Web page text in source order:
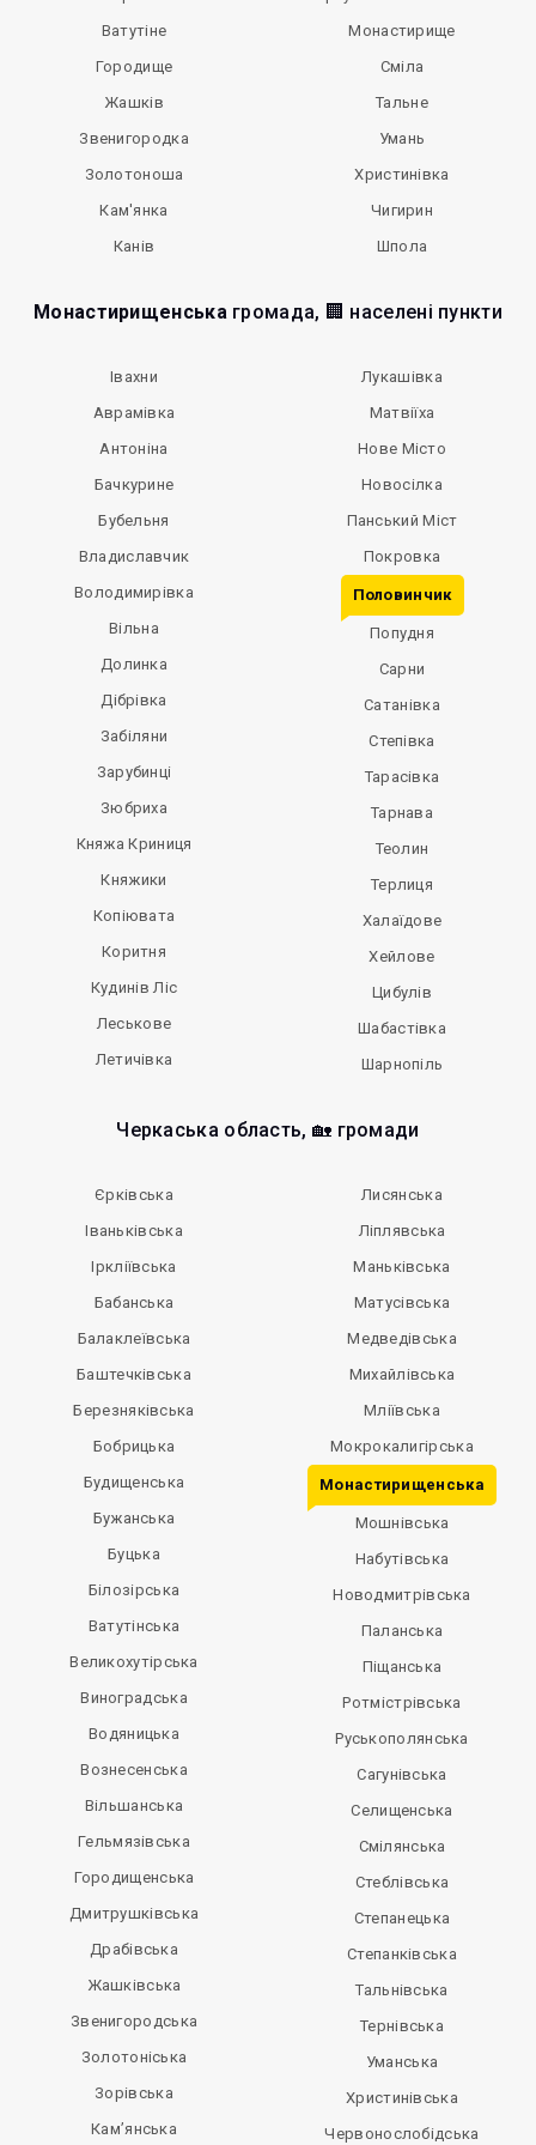
Ватутіне
Городище
Жашків
Звенигородка
Золотоноша
Кам'янка
Канів
Монастирище
Сміла
Тальне
Умань
Христинівка
Чигирин
Шпола
Монастирищенськагромада, 🏢 населені пункти
Івахни
Аврамівка
Антоніна
Бачкурине
Бубельня
Владиславчик
Володимирівка
Вільна
Долинка
Дібрівка
Забіляни
Зарубинці
Зюбриха
Княжа Криниця
Княжики
Копіювата
Коритня
Кудинів Ліс
Леськове
Летичівка
Лукашівка
Матвіїха
Нове Місто
Новосілка
Панський Міст
Покровка
Половинчик
Попудня
Сарни
Сатанівка
Степівка
Тарасівка
Тарнава
Теолин
Терлиця
Халаїдове
Хейлове
Цибулів
Шабастівка
Шарнопіль
Черкаська область, 🏡 громади
Єрківська
Іваньківська
Іркліївська
Бабанська
Балаклеївська
Баштечківська
Березняківська
Бобрицька
Будищенська
Бужанська
Буцька
Білозірська
Ватутінська
Великохутірська
Виноградська
Водяницька
Вознесенська
Вільшанська
Гельмязівська
Городищенська
Дмитрушківська
Драбівська
Жашківська
Звенигородська
Золотоніська
Зорівська
Кам’янська
Лисянська
Ліплявська
Маньківська
Матусівська
Медведівська
Михайлівська
Мліївська
Мокрокалигірська
Монастирищенська
Мошнівська
Набутівська
Новодмитрівська
Паланська
Піщанська
Ротмістрівська
Руськополянська
Сагунівська
Селищенська
Смілянська
Стеблівська
Степанецька
Степанківська
Тальнівська
Тернівська
Уманська
Христинівська
Червонослобідська